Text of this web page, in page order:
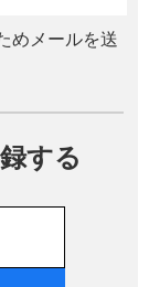
めメールを送
する